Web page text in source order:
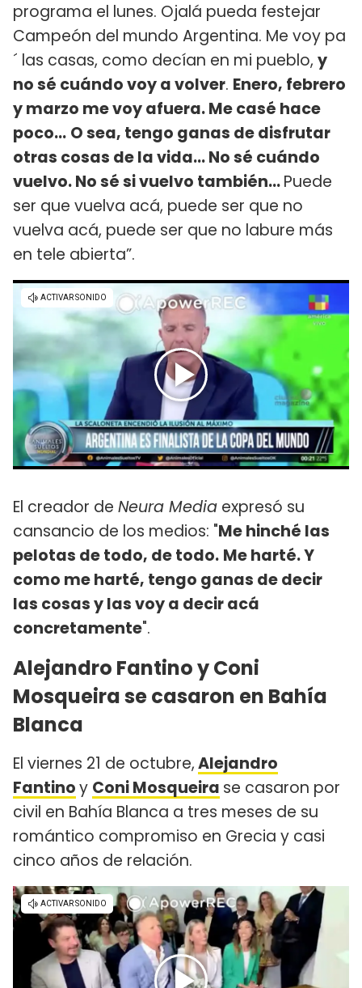
programa el lunes. Ojalá pueda festejar
Campeón del mundo Argentina. Me voy pa
´ las casas, como decían en mi pueblo, y
no sé cuándo voy a volver. Enero, febrero
y marzo me voy afuera. Me casé hace
poco… O sea, tengo ganas de disfrutar
otras cosas de la vida… No sé cuándo
vuelvo. No sé si vuelvo también...Puede
ser que vuelva acá, puede ser que no
vuelva acá, puede ser que no labure más
en tele abierta”.
El creador de Neura Media expresó su
cansancio de los medios: "Me hinché las
pelotas de todo, de todo. Me harté. Y
como me harté, tengo ganas de decir
las cosas y las voy a decir acá
concretamente".
Alejandro Fantino y Coni
Mosqueira se casaron en Bahía
Blanca
El viernes 21 de octubre,Alejandro
Fantinoy Coni Mosqueira se casaron por
civil en Bahía Blanca a tres meses de su
romántico compromiso en Grecia y casi
cinco años de relación.